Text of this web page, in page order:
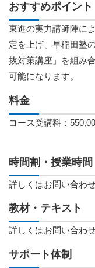
おすすめポイント
東進の実力講師陣に
定を上げ、早稲田塾
抜対策講座」を組み
可能になります。
料金
コース受講料：
時間割・授業時間
詳しくはお問い合わ
教材・テキスト
詳しくはお問い合わ
サポート体制